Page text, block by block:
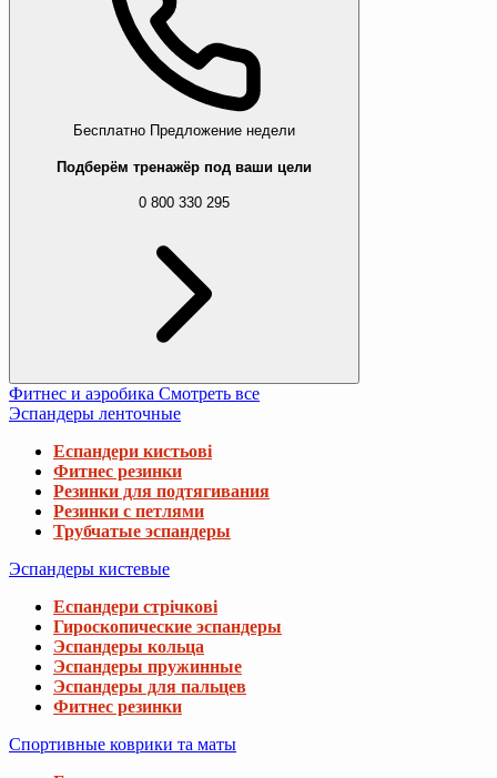
Бесплатно Предложение недели
Подберём тренажёр под ваши цели
0 800 330 295
Фитнес и аэробика Смотреть все
Эспандеры ленточные
Еспандери кистьові
Фитнес резинки
Резинки для подтягивания
Резинки с петлями
Трубчатые эспандеры
Эспандеры кистевые
Еспандери стрічкові
Гироскопические эспандеры
Эспандеры кольца
Эспандеры пружинные
Эспандеры для пальцев
Фитнес резинки
Спортивные коврики та маты